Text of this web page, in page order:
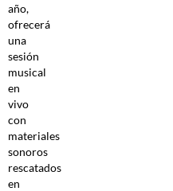
año,
ofrecerá
una
sesión
musical
en
vivo
con
materiales
sonoros
rescatados
en